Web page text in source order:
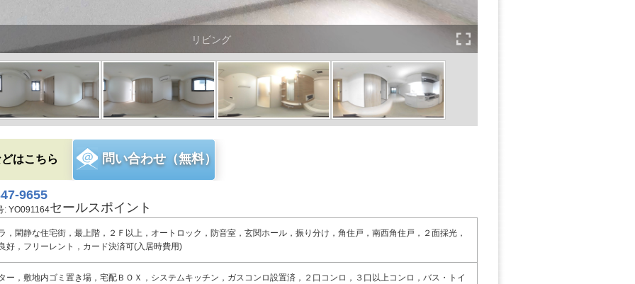
リビング
はこちら 問い合わせ（無料）
9655
: YO091164セールスポイント
，閑静な住宅街，最上階，２Ｆ以上，オートロック，防音室，玄関ホール，振り分け，角住戸，南西角住戸，２面採光，
好，フリーレント，カード決済可(入居時費用)
ー，敷地内ゴミ置き場，宅配ＢＯＸ，システムキッチン，ガスコンロ設置済，２口コンロ，３口以上コンロ，バス・トイ